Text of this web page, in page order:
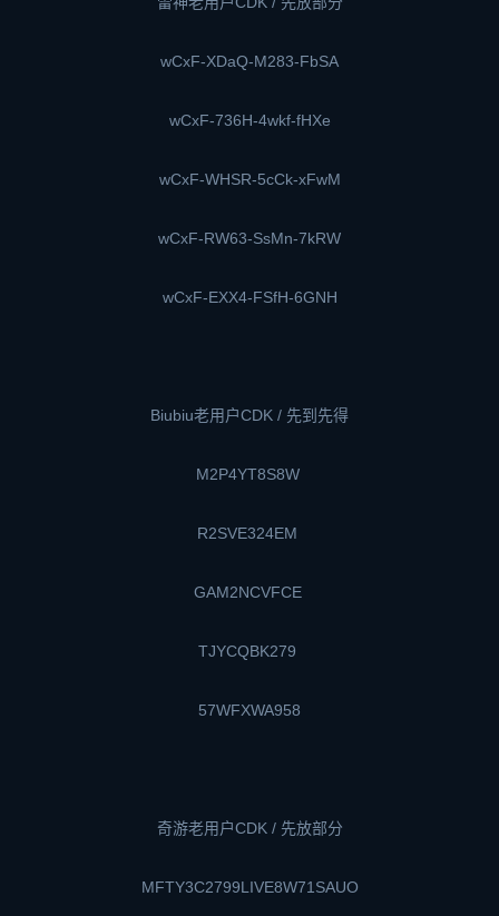
wCxF-XDaQ-M283-FbSA
wCxF-736H-4wkf-fHXe
wCxF-WHSR-5cCk-xFwM
wCxF-RW63-SsMn-7kRW
wCxF-EXX4-FSfH-6GNH
Biubiu老用户CDK / 先到先得
M2P4YT8S8W
R2SVE324EM
GAM2NCVFCE
TJYCQBK279
57WFXWA958
奇游老用户CDK / 先放部分
MFTY3C2799LIVE8W71SAUO